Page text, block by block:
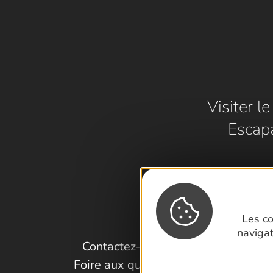
Les
Visiter
Contactez-nous !
Foire aux questions